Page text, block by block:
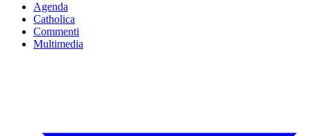
Agenda
Catholica
Commenti
Multimedia